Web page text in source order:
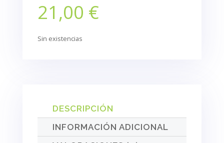
21,00 €
Sin existencias
DESCRIPCIÓN
INFORMACIÓN ADICIONAL